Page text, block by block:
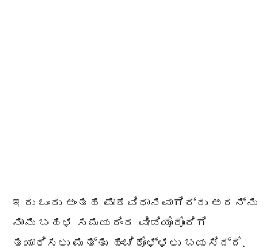
ಇದು ಒಂದು ಅಂತಹ ಪಾಕವಿಧಾನವಾಗಿದ್ದು ಅದನ್ನು
ನಾನು ಬಹಳ ಸಮಯದಿಂದ ವೀಡಿಯೊದೊಂದಿಗೆ
ತಯಾರಿಸಲು ಮತ್ತು ಹಂಚಿಕೊಳ್ಳಲು ಬಯಸಿದ್ದೆ.